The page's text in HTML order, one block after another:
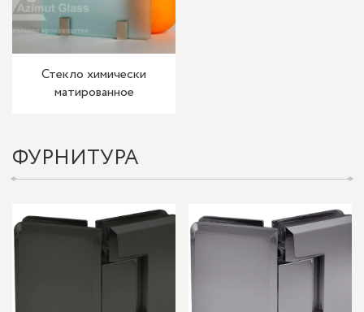
Стекло химически
матированное
ФУРНИТУРА